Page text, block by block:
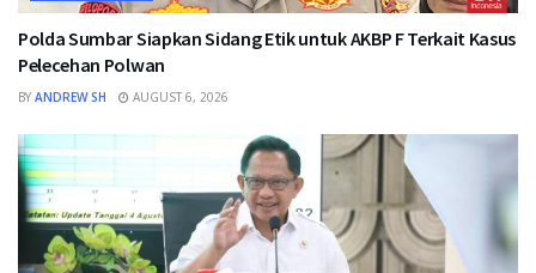
Polda Sumbar Siapkan Sidang Etik untuk AKBP F Terkait Kasus
Pelecehan Polwan
BY ANDREW SH AUGUST 6, 2026